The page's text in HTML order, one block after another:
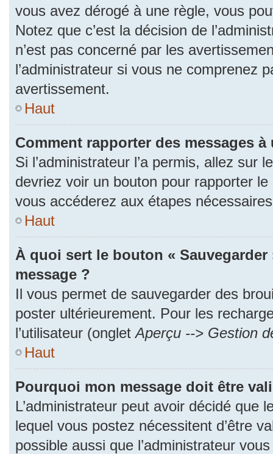
vous avez dérogé à une règle, vous
Notez que c’est la décision de
n’est pas concerné par les
l’administrateur si vous ne comprenez
avertissement.
Haut
Comment rapporter des messages
Si l’administrateur l’a permis, allez sur
devriez voir un bouton pour rapporter
vous accéderez aux étapes
Haut
À quoi sert le bouton «
message ?
Il vous permet de sauvegarder des
poster ultérieurement. Pour les
l’utilisateur (ongletAperçu --> Gestion
Haut
Pourquoi mon message doit être
L’administrateur peut avoir décidé que
lequel vous postez nécessitent d’être
possible aussi que l’administrateur